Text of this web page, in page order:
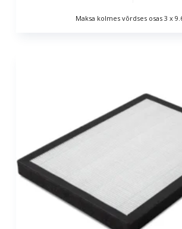
Maksa kolmes võrdses osas 3 x